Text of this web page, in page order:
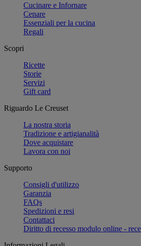
Cucinare e Infornare
Cenare
Essenziali per la cucina
Regali
Scopri
Ricette
Storie
Servizi
Gift card
Riguardo Le Creuset
La nostra storia
Tradizione e artigianalità
Dove acquistare
Lavora con noi
Supporto
Consigli d'utilizzo
Garanzia
FAQs
Spedizioni e resi
Contattaci
Diritto di recesso modulo online -